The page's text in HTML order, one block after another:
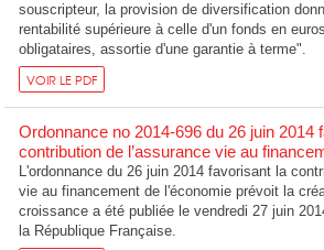
souscripteur, la provision de diversification
rentabilité supérieure à celle d'un fonds en
obligataires, assortie d'une garantie à terme".
VOIR LE PDF
Ordonnance no 2014-696 du 26 juin 2014
contribution de l’assurance vie au
L'ordonnance du 26 juin 2014 favorisant la
vie au financement de l'économie prévoit la
croissance a été publiée le vendredi 27 juin
la République Française.